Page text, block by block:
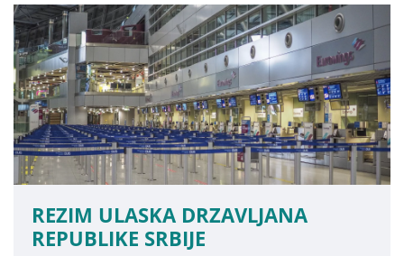
REZIM ULASKA DRZAVLJANA
REPUBLIKE SRBIJE